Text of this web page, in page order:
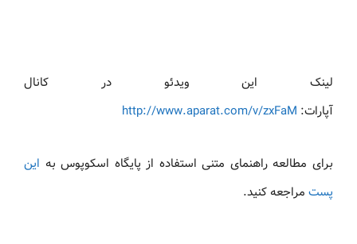
لینک این ویدئو در کانال
آپارات: http://www.aparat.com/v/zxFaM
برای مطالعه راهنمای متنی استفاده از پایگاه اسکوپوس به این
پست مراجعه کنید.